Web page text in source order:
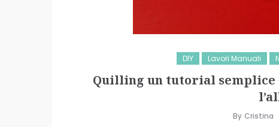
DIY Lavori Manuali
Quilling un tutorial semplice
By Cristina